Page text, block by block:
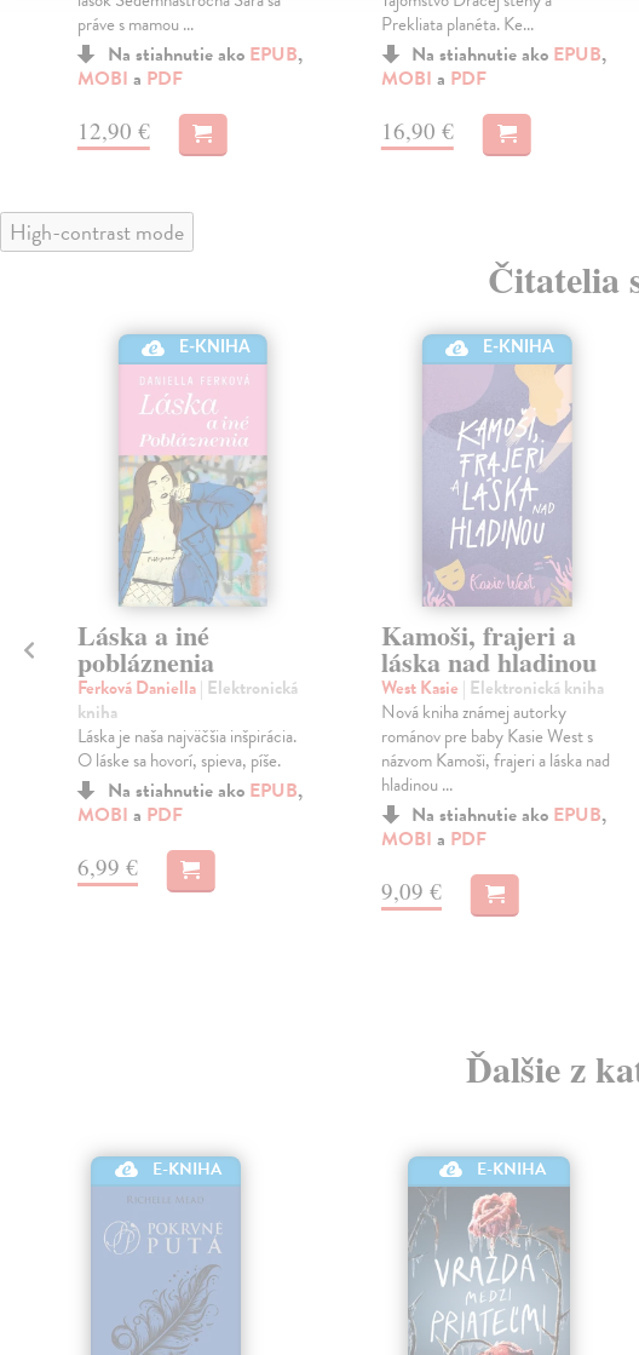
práve s mamou ...
Na stiahnutie ako EPUB,
MOBI a PDF
12,90 €
Prekliata planéta. Ke...
Na stiahnutie ako EPUB,
MOBI a PDF
16,90 €
High-contrast mode
Čitatelia
E-KNIHA
Láska a iné
pobláznenia
Ferková Daniella| Elektronická
kniha
Láska je naša najväčšia inšpirácia.
O láske sa hovorí, spieva, píše.
Na stiahnutie ako EPUB,
MOBI a PDF
6,99 €
E-KNIHA
Kamoši, frajeri a
láska nad hladinou
West Kasie | Elektronická kniha
Nová kniha známej autorky
románov pre baby Kasie West s
názvom Kamoši, frajeri a láska nad
hladinou ...
Na stiahnutie ako EPUB,
MOBI a PDF
9,09 €
Ďalšie z
E-KNIHA E-KNIHA